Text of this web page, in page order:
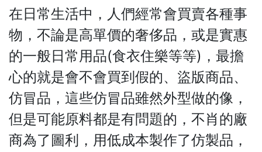
在日常生活中，人們經常會買賣各種事
物，不論是高單價的奢侈品，或是實惠
的一般日常用品(食衣住樂等等)，最擔
心的就是會不會買到假的、盜版商品、
仿冒品，這些仿冒品雖然外型做的像，
但是可能原料都是有問題的，不肖的廠
商為了圖利，用低成本製作了仿製品，